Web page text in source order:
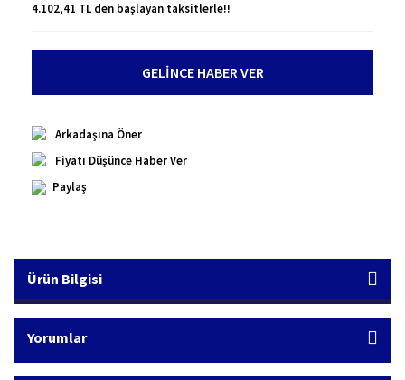
4.102,41 TL den başlayan taksitlerle!!
GELİNCE HABER VER
Arkadaşına Öner
Fiyatı Düşünce Haber Ver
Paylaş
Ürün Bilgisi
Yorumlar